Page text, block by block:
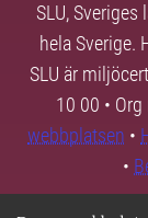
SLU,
hela Sverige.
SLU är
10 00 •
webbplatsen •
•